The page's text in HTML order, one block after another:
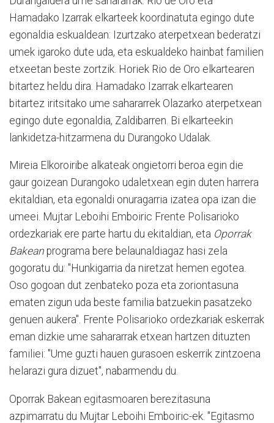
Hamadako Izarrak elkarteek koordinatuta egingo dute
egonaldia eskualdean: Izurtzako aterpetxean bederatzi
umek igaroko dute uda, eta eskualdeko hainbat familien
etxeetan beste zortzik. Horiek Rio de Oro elkartearen
bitartez heldu dira. Hamadako Izarrak elkartearen
bitartez iritsitako ume sahararrek Olazarko aterpetxean
egingo dute egonaldia, Zaldibarren. Bi elkarteekin
lankidetza-hitzarmena du Durangoko Udalak.
Mireia Elkoroiribe alkateak ongietorri beroa egin die
gaur goizean Durangoko udaletxean egin duten harrera
ekitaldian, eta egonaldi onuragarria izatea opa izan die
umeei. Mujtar Leboihi Emboiric Frente Polisarioko
ordezkariak ere parte hartu du ekitaldian, eta Oporrak
Bakean programa bere belaunaldiagaz hasi zela
gogoratu du: "Hunkigarria da niretzat hemen egotea.
Oso gogoan dut zenbateko poza eta zoriontasuna
ematen zigun uda beste familia batzuekin pasatzeko
genuen aukera". Frente Polisarioko ordezkariak eskerrak
eman dizkie ume sahararrak etxean hartzen dituzten
familiei: "Ume guzti hauen gurasoen eskerrik zintzoena
helarazi gura dizuet", nabarmendu du.
Oporrak Bakean egitasmoaren berezitasuna
azpimarratu du Mujtar Leboihi Emboiric-ek. "Egitasmo